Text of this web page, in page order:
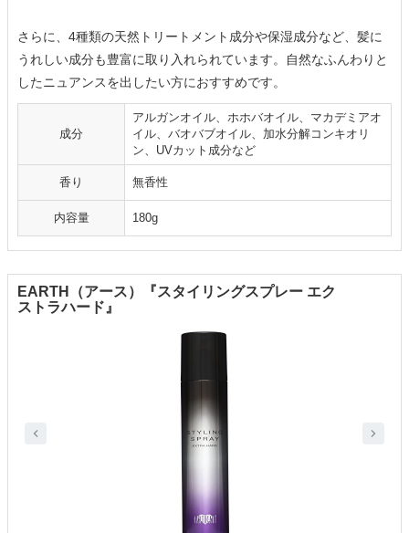
さらに、4種類の天然トリートメント成分や保湿成分など、髪に
うれしい成分も豊富に取り入れられています。自然なふんわりと
したニュアンスを出したい方におすすめです。
成分
アルガンオイル、ホホバオイル、マカデミアオ
イル、バオバブオイル、加水分解コンキオリ
ン、UVカット成分など
香り 無香性
内容量 180g
EARTH（アース）『スタイリングスプレー エク
ストラハード』